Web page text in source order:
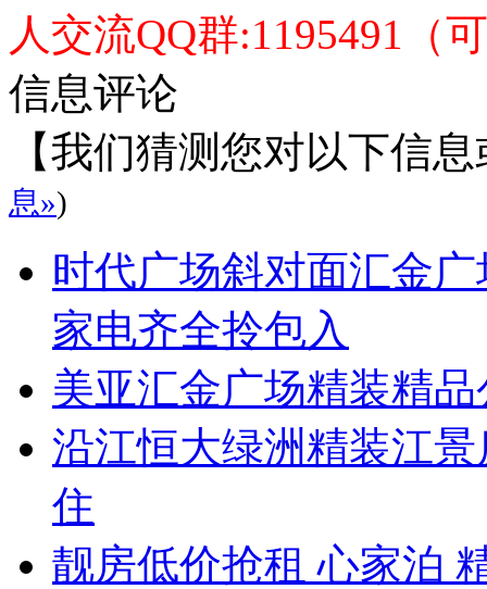
人交流QQ群:1195491（
信息评论
【我们猜测您对以下信
息»)
时代广场斜对面汇金
家电齐全拎包入
美亚汇金广场精装精
沿江恒大绿洲精装江
住
靓房低价抢租 心家泊